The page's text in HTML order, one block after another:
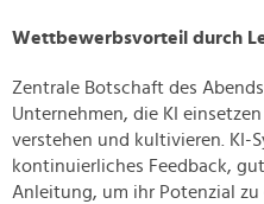
Wettbewerbsvorteil durch
Zentrale Botschaft des
Unternehmen, die KI
verstehen und kultivieren. KI-
kontinuierliches Feedback,
Anleitung, um ihr Potenzial